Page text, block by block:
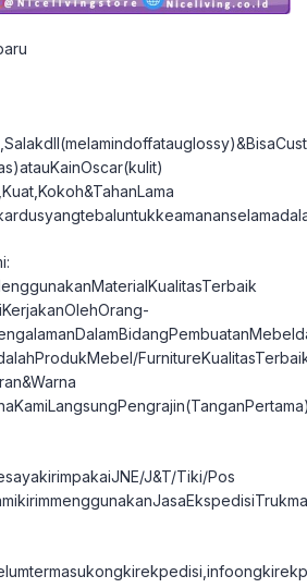
J&T/Tiki/Pos